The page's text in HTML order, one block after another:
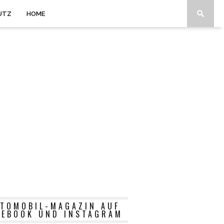
HOME
MAGAZIN AUF
UND INSTAGRAM